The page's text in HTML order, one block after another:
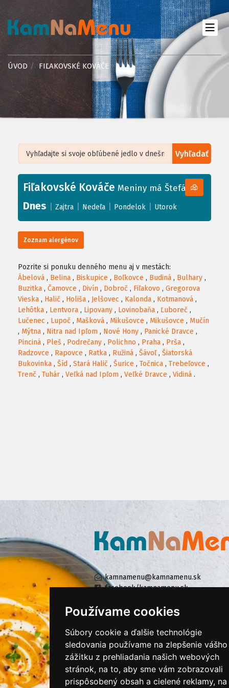
Používame cookies
Súbory cookie a ďalšie technológie
sledovania používame na zlepšenie vášho
zážitku z prehliadania našich webových
stránok, na to, aby sme vám zobrazovali
prispôsobený obsah a cielené reklamy, na
ÚVOD FIĽAKOVSKÉ KOVÁČE
Vyhľadať
+
−
Leaflet| ©OpenStreetMap, Tiles courtesy ofHumanitarian OpenStreetMap
Fiľakovské Kováče Meniny má Štefánia
Dnes Zajtra Nedeľa Pondelok Utorok
Zoznam alergénov
Pozrite si ponuku denného menu aj v mestách:
Ábelová , Belina , Biskupice , Boľkovce , Budiná , Bulhary ,
Buzitka , Čamovce , Divín , Dobroč , Fiľakovo , Gregorova
Vieska , Halič , Holiša , Jelšovec , Kalonda , Kotmanová ,
Lehôtka , Lentvora , Lipovany , Lovinobaňa , Ľuboreč ,
Lučenec , Lupoč , Mašková , Mikušovce , Mikušovce , Mučín
, Mýtna , Nitra nad Ipľom , Nové Hony , Panické Dravce ,
Pinciná , Pleš , Podrečany , Polichno , Praha , Prša ,
Radzovce , Rapovce , Ratka , Ružiná , Šávoľ, Šiatorská
Bukovinka , Šíd , Stará Halič , Šurice , Točnica , Trebeľovce ,
Trenč , Tuhár , Veľká nad Ipľom , Veľké Dravce , Vidiná .
kamnamenu@kamnamenu.sk
facebook/kamnamenu.sk
KONTAKTUJTE NÁS
PRIHLÁSIŤ SA DO ZÁKAZNÍCKEJ ZÓNY